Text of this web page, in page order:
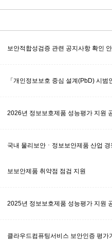
보안적합성검증 관련 공지사항 확인
「개인정보보호 중심 설계(PbD) 시범
2026년 정보보호제품 성능평가 지원
국내 물리보안ㆍ정보보안제품 산업
보보안제품 취약점 점검 지원
2025년 정보보호제품 성능평가 지원
클라우드컴퓨팅서비스 보안인증 평가